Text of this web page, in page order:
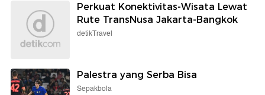
Perkuat Konektivitas-Wisata Lewat
Rute TransNusa Jakarta-Bangkok
detikTravel
Palestra yang Serba Bisa
Sepakbola